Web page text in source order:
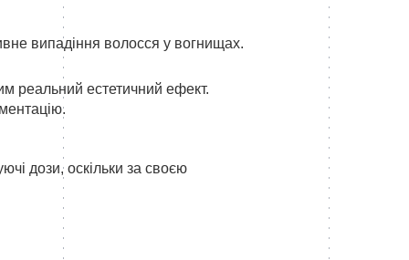
випадіння волосся у вогнищах.
реальний естетичний ефект.
дози, оскільки за своєю